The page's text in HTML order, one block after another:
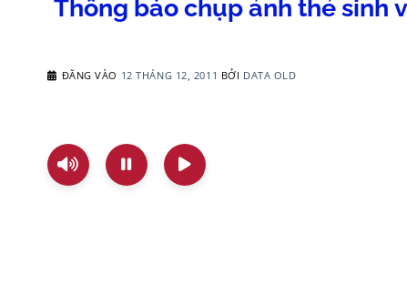
Thông báo chụp ảnh thẻ sinh
ĐĂNG VÀO 12 THÁNG 12, 2011 BỞI DATA OLD